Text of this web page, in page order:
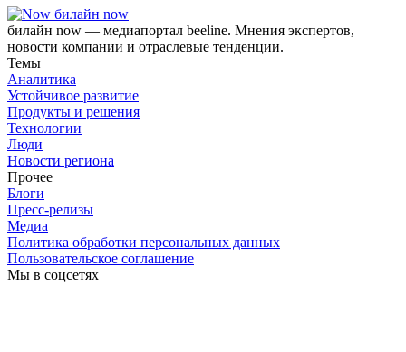
билайн now
билайн now — медиапортал beeline. Мнения экспертов,
новости компании и отраслевые тенденции.
Темы
Аналитика
Устойчивое развитие
Продукты и решения
Технологии
Люди
Новости региона
Прочее
Блоги
Пресс-релизы
Медиа
Политика обработки персональных данных
Пользовательское соглашение
Мы в соцсетях